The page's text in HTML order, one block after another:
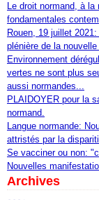
Le droit normand, à
fondamentales
Rouen, 19 juillet
plénière de la
Environnement
vertes ne sont plus
aussi normandes...
PLAIDOYER pour la
normand.
Langue normande:
attristés par la
Se vacciner ou non:
Nouvelles
Archives